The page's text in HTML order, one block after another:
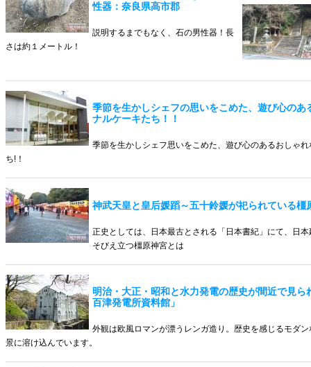
性器：奈良県高市郡
説明するまでもなく、石の男性器！長
さは約１メートル！
季節を生かしシェフの思いをこめた、遊び心のあ
ナルケーキたち！！
季節を生かしシェフ思いをこめた、遊び心のあるおしゃ
ち!！
神武天皇と皇后媛蹈～五十鈴媛が祀られている橿
正史としては、日本最古とされる「日本書紀」にて、日
そびえ立つ橿原神宮とは
明治・大正・昭和と水力発電の歴史が間近で見ら
百津発電所資料館」
外観は欧風ロマンが漂うレンガ造り。歴史を感じるモダ
景に溶け込んでいます。